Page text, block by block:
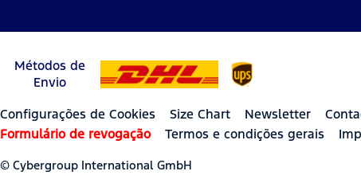
Métodos de
Envio
Configurações de Cookies Size Chart Newsletter
Formulário de revogação
Termos e condições gerais
© Cybergroup International GmbH